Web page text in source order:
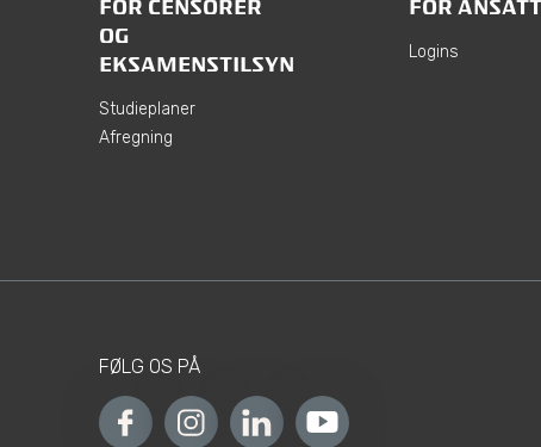
FOR CENSORER
OG
EKSAMENSTILSYN
Studieplaner
Afregning
FOR
Logins
FØLG OS PÅ